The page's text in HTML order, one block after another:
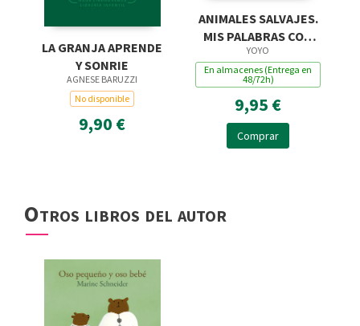
LA GRANJA APRENDE
Y SONRIE
AGNESE BARUZZI
No disponible
9,90 €
ANIMALES SALVAJES.
MIS PALABRAS CON
TEXTURAS
YOYO
En almacenes (Entrega en
48/72h)
9,95 €
Comprar
Otros libros del autor